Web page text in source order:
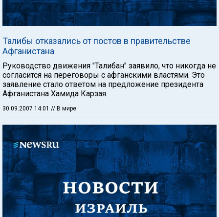
Талибы отказались от постов в правительстве
Афганистана
Руководство движения "Талибан" заявило, что никогда не
согласится на переговоры с афганскими властями. Это
заявление стало ответом на предложение президента
Афганистана Хамида Карзая.
30.09.2007 14:01 // В мире